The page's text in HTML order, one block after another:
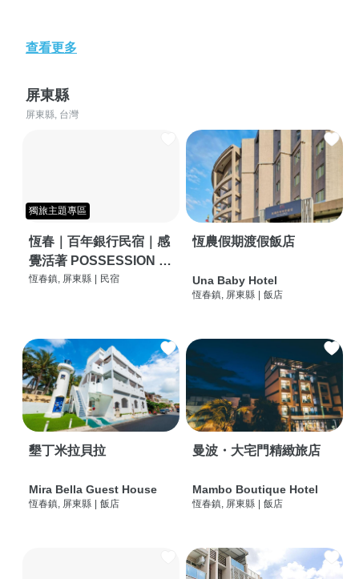
查看更多
屏東縣
屏東縣, 台灣
獨旅主題專區
恆春｜百年銀行民宿｜感
覺活著 POSSESSION |
背包客棧 | 恆春必住特色
恆春鎮, 屏東縣 民宿
恆農假期渡假飯店
Una Baby Hotel
恆春鎮, 屏東縣 飯店
墾丁米拉貝拉
Mira Bella Guest House
恆春鎮, 屏東縣 飯店
曼波・大宅門精緻旅店
Mambo Boutique Hotel
恆春鎮, 屏東縣 飯店